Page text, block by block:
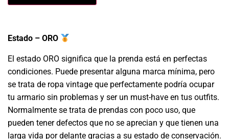
Estado – ORO
El estado ORO significa que la prenda está en perfectas
condiciones. Puede presentar alguna marca mínima, pero
se trata de ropa vintage que perfectamente podría ocupar
tu armario sin problemas y ser un must-have en tus outfits.
Normalmente se trata de prendas con poco uso, que
pueden tener defectos que no se aprecian y que tienen una
larga vida por delante gracias a su estado de conservación.